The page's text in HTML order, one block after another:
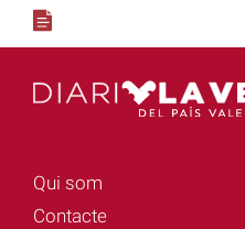
Qui som
Contacte